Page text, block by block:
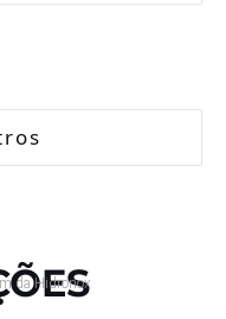
da Hidronox